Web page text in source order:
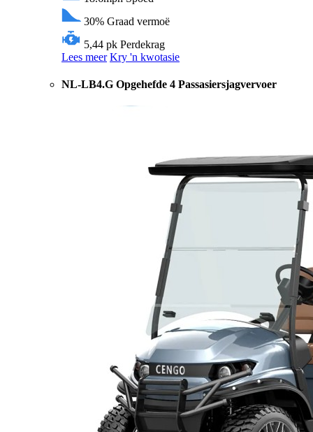
30% Graad vermoë
5,44 pk Perdekrag
Lees meer Kry 'n kwotasie
NL-LB4.G Opgehefde 4 Passasiersjagvervoer